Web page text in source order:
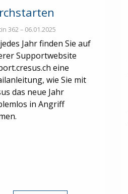
362 – 06.01.2025
Jahr finden Sie auf
Supportwebsite
eine
wie Sie mit
das neue Jahr
in Angriff